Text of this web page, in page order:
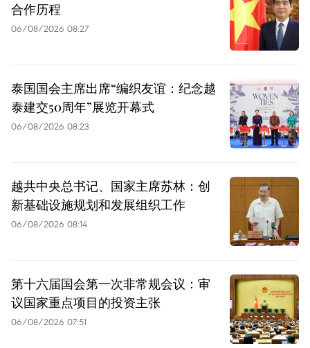
合作历程
06/08/2026 08:27
泰国国会主席出席“编织友谊：纪念越
泰建交50周年”展览开幕式
06/08/2026 08:23
越共中央总书记、国家主席苏林：创
新基础设施规划和发展组织工作
06/08/2026 08:14
第十六届国会第一次非常规会议：审
议国家重点项目的投资主张
06/08/2026 07:51